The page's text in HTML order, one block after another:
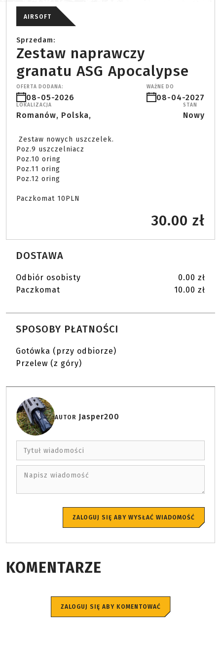
AIRSOFT
Sprzedam:
Zestaw naprawczy
granatu ASG Apocalypse
OFERTA DODANA:
08-05-2026
WAŻNE DO
08-04-2027
LOKALIZACJA
Romanów, Polska,
STAN
Nowy
Poz.9 uszczelniacz
Poz.10 oring
Poz.11 oring
Poz.12 oring
Paczkomat 10PLN
30.00 zł
DOSTAWA
Odbiór osobisty
0.00 zł
Paczkomat
10.00 zł
SPOSOBY PŁATNOŚCI
Gotówka (przy odbiorze)
Przelew (z góry)
AUTOR Jasper200
Tytuł wiadomości
Napisz wiadomość
ZALOGUJ SIĘ ABY WYSŁAĆ WIADOMOŚĆ
KOMENTARZE
ZALOGUJ SIĘ ABY KOMENTOWAĆ